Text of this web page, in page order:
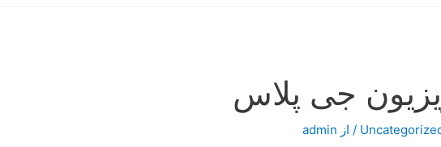
جی پلاس
/ از admin